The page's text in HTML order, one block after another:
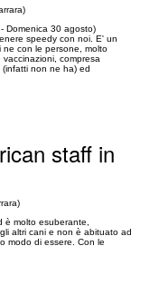
Domenica 30 agosto)
speedy con noi. E' un
con le persone, molto
compresa
non ne ha) ed
staff in
molto esuberante,
altri cani e non è abituato ad
modo di essere. Con le